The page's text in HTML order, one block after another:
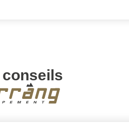
conseils